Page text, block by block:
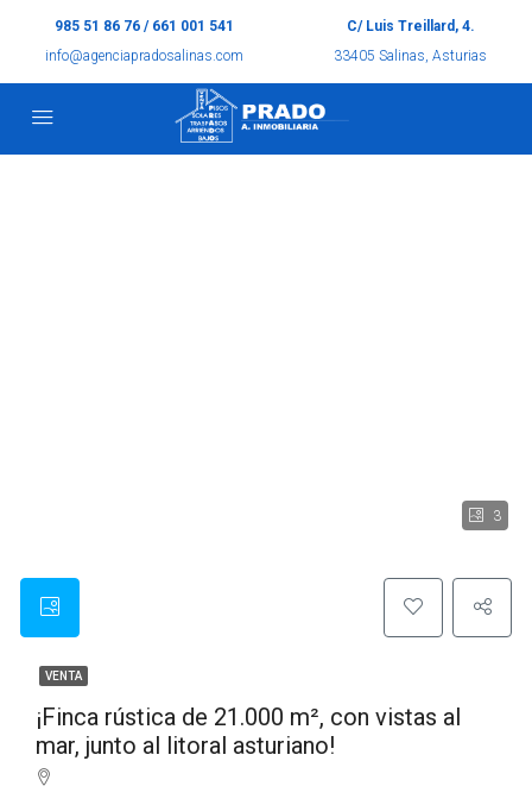
985 51 86 76 / 661 001 541
info@agenciapradosalinas.com
C/ Luis Treillard, 4.
33405 Salinas, Asturias
3
VENTA
¡Finca rústica de 21.000 m², con vistas al
mar, junto al litoral asturiano!